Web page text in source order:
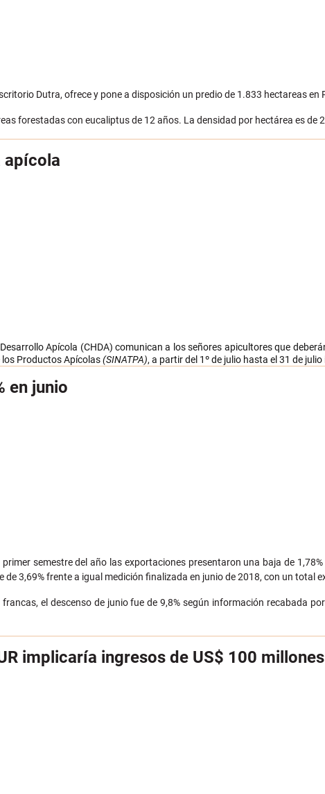
Dutra, ofrece y pone a disposición un predio de 1.833 hectareas en
forestadas con eucaliptus de 12 años. La densidad por hectárea es de
apícola
Apícola (CHDA) comunican a los señores apicultores que
los Productos Apícolas(SINATPA), a partir del 1º de julio hasta el 31 de
en junio
semestre del año las exportaciones presentaron una baja de
3,69% frente a igual medición finalizada en junio de 2018, con un total
el descenso de junio fue de 9,8% según información recabada
implicaría ingresos de US$ 100